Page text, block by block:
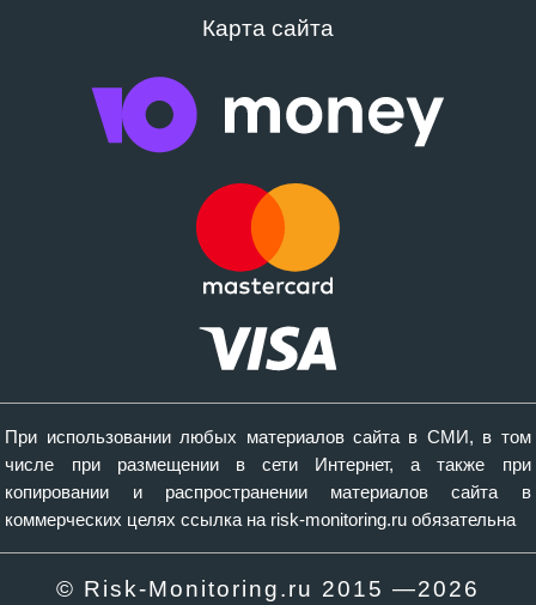
Карта сайта
При использовании любых материалов сайта в СМИ, в том
числе при размещении в сети Интернет, а также при
копировании и распространении материалов сайта в
коммерческих целях ссылка на risk-monitoring.ru обязательна
© Risk-Monitoring.ru 2015 —2026